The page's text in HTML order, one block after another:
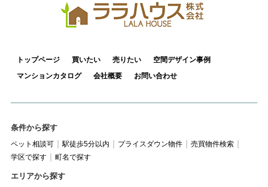
トップページ 買いたい 売りたい
空間デザイン事例
マンションカタログ
会社概要 お問い合わせ
条件から探す
ペット相談可 駅徒歩5分以内 プライスダウン物件
売買物件検索
学区で探す
町名で探す
エリアから探す